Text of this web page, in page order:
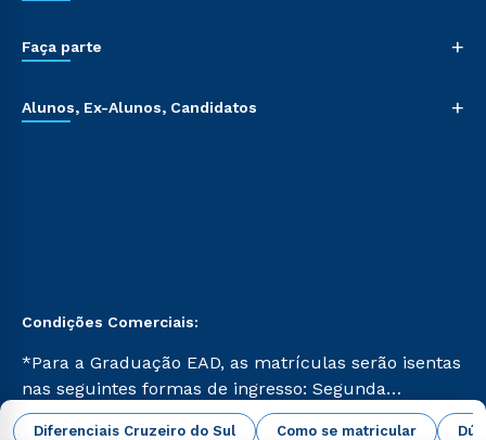
Diferenciais Cruzeiro do Sul Como se matricular
Faça parte +
Alunos, Ex-Alunos, Candidatos +
Condições Comerciais:
*Para a Graduação EAD, as matrículas serão isentas
nas seguintes formas de ingresso: Segunda
Graduação, Segunda Graduação 2.0 e Transferência.
abrir todas as condições vigentes